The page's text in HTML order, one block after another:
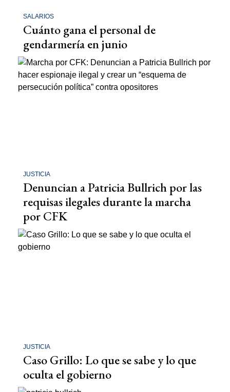
SALARIOS
Cuánto gana el personal de
gendarmería en junio
JUSTICIA
Denuncian a Patricia Bullrich por las
requisas ilegales durante la marcha
por CFK
JUSTICIA
Caso Grillo: Lo que se sabe y lo que
oculta el gobierno